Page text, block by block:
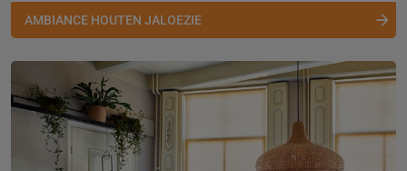
AMBIANCE HOUTEN JALOEZIE